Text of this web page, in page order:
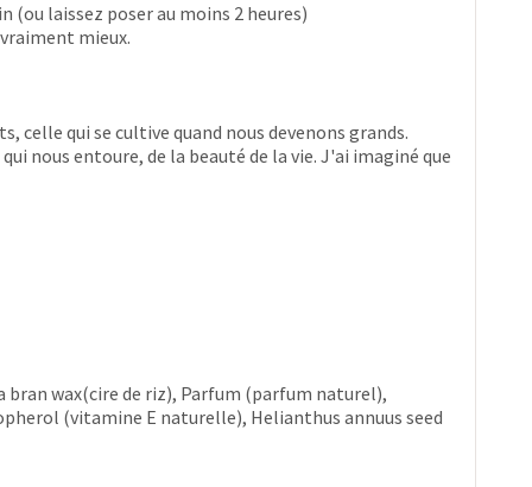
(ou laissez poser au moins 2 heures)
mieux.
qui se cultive quand nous devenons grands.
nous entoure, de la beauté de la vie. J'ai imaginé que
bran wax(cire de riz), Parfum (parfum naturel),
(vitamine E naturelle), Helianthus annuus seed